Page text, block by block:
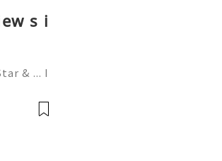
s i
& ... I
dictat